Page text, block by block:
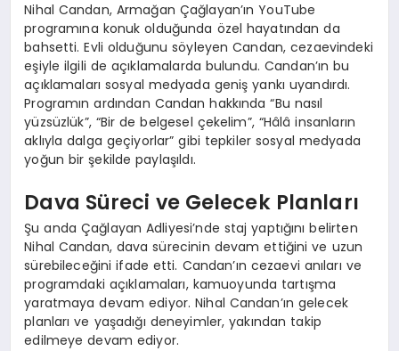
Nihal Candan, Armağan Çağlayan’ın YouTube
programına konuk olduğunda özel hayatından da
bahsetti. Evli olduğunu söyleyen Candan, cezaevindeki
eşiyle ilgili de açıklamalarda bulundu. Candan’ın bu
açıklamaları sosyal medyada geniş yankı uyandırdı.
Programın ardından Candan hakkında “Bu nasıl
yüzsüzlük”, “Bir de belgesel çekelim”, “Hâlâ insanların
aklıyla dalga geçiyorlar” gibi tepkiler sosyal medyada
yoğun bir şekilde paylaşıldı.
Dava Süreci ve Gelecek Planları
Şu anda Çağlayan Adliyesi’nde staj yaptığını belirten
Nihal Candan, dava sürecinin devam ettiğini ve uzun
sürebileceğini ifade etti. Candan’ın cezaevi anıları ve
programdaki açıklamaları, kamuoyunda tartışma
yaratmaya devam ediyor. Nihal Candan’ın gelecek
planları ve yaşadığı deneyimler, yakından takip
edilmeye devam ediyor.